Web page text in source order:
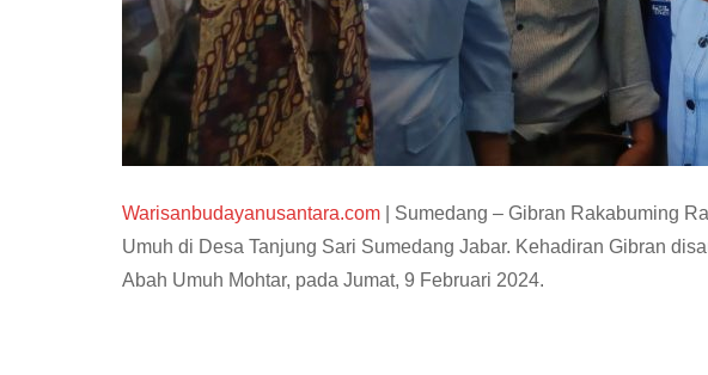
Warisanbudayanusantara.com | Sumedang – Gibran Rakabuming
Umuh di Desa Tanjung Sari Sumedang Jabar. Kehadiran Gibran
Abah Umuh Mohtar, pada Jumat, 9 Februari 2024.